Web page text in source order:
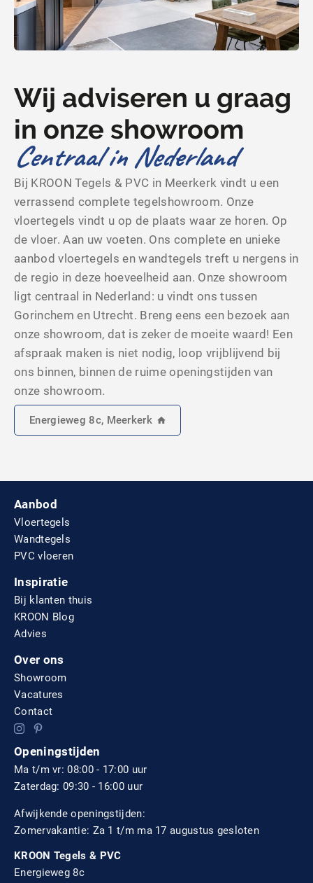
Wij adviseren u graag
in onze showroom
Centraal in Nederland
Bij KROON Tegels & PVC in Meerkerk vindt u een
verrassend complete tegelshowroom. Onze
vloertegels vindt u op de plaats waar ze horen. Op
de vloer. Aan uw voeten. Ons complete en unieke
aanbod vloertegels en wandtegels treft u nergens in
de regio in deze hoeveelheid aan. Onze showroom
ligt centraal in Nederland: u vindt ons tussen
Gorinchem en Utrecht. Breng eens een bezoek aan
onze showroom, dat is zeker de moeite waard! Een
afspraak maken is niet nodig, loop vrijblijvend bij
ons binnen, binnen de ruime openingstijden van
onze showroom.
Energieweg 8c, Meerkerk
Aanbod
Vloertegels
Wandtegels
PVC vloeren
Inspiratie
Bij klanten thuis
KROON Blog
Advies
Over ons
Showroom
Vacatures
Contact
Openingstijden
Ma t/m vr: 08:00 - 17:00 uur
Zaterdag: 09:30 - 16:00 uur
Afwijkende openingstijden:
Zomervakantie: Za 1 t/m ma 17 augustus gesloten
KROON Tegels & PVC
Energieweg 8c